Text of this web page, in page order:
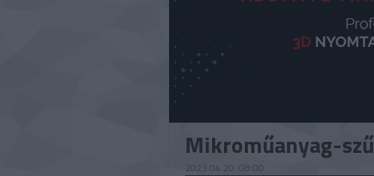
Mikroműanyag-
2023.04.20. 08:00